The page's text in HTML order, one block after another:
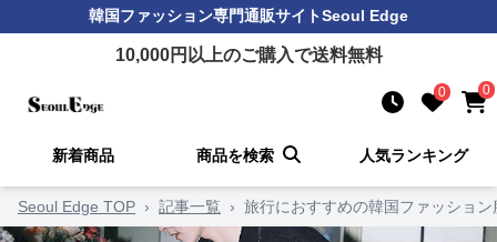
韓国ファッション専門通販サイトSeoul Edge
10,000円以上のご購入で送料無料
0 0
新着商品 商品を検索 人気ランキング
Seoul Edge TOP › 記事一覧 › 旅行におすすめの韓国ファッション